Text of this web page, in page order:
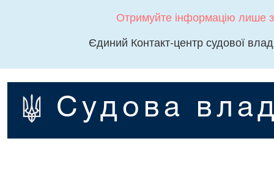
Отримуйте інформацію лише
Єдиний Контакт-центр судової
Судова